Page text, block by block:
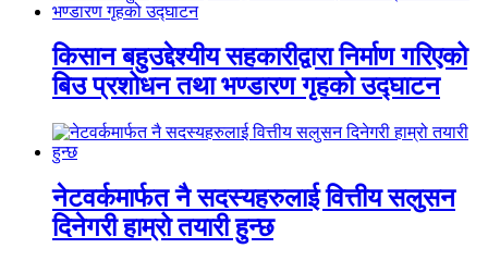
किसान बहुउद्देश्यीय सहकारीद्वारा निर्माण गरिएको
बिउ प्रशोधन तथा भण्डारण गृहको उद्घाटन
नेटवर्कमार्फत नै सदस्यहरुलाई वित्तीय सलुसन
दिनेगरी हाम्रो तयारी हुन्छ